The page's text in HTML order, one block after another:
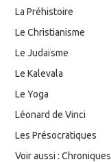
La Préhistoire
Le Christianisme
Le Judaïsme
Le Kalevala
Le Yoga
Léonard de Vinci
Les Présocratiques
Voir aussi : Chroniques